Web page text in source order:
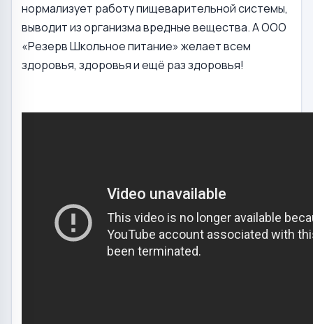
нормализует работу пищеварительной системы,
выводит из организма вредные вещества. А ООО
«Резерв Школьное питание» желает всем
здоровья, здоровья и ещё раз здоровья!